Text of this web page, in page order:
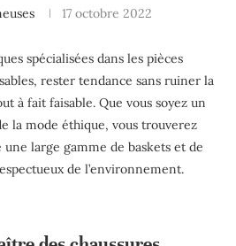
17 octobre 2022
spécialisées dans les pièces
rester tendance sans ruiner la
à fait faisable. Que vous soyez un
la mode éthique, vous trouverez
large gamme de baskets et de
de l’environnement.